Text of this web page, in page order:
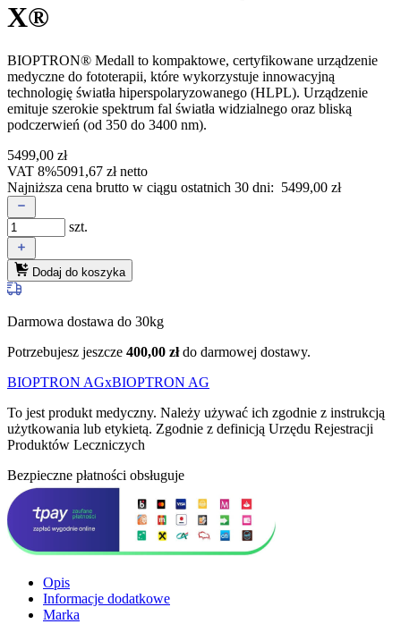
X®
BIOPTRON® Medall to kompaktowe, certyfikowane urządzenie
medyczne do fototerapii, które wykorzystuje innowacyjną
technologię światła hiperspolaryzowanego (HLPL). Urządzenie
emituje szerokie spektrum fal światła widzialnego oraz bliską
podczerwień (od 350 do 3400 nm).
5499,00 zł
VAT 8%5091,67 złnetto
Najniższa cena brutto w ciągu ostatnich 30 dni: 5499,00 zł
szt.
Dodaj do koszyka
Darmowa dostawa do 30kg
Potrzebujesz jeszcze 400,00 złdo darmowej dostawy.
BIOPTRON AGxBIOPTRON AG
To jest produkt medyczny. Należy używać ich zgodnie z instrukcją
użytkowania lub etykietą. Zgodnie z definicją Urzędu Rejestracji
Produktów Leczniczych
Bezpieczne płatności obsługuje
Opis
Informacje dodatkowe
Marka